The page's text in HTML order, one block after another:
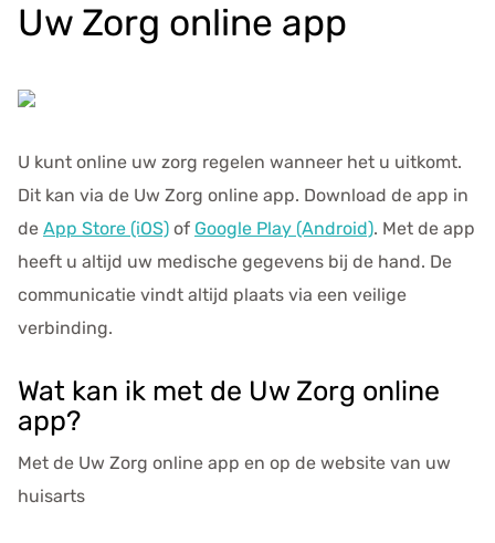
g
e
e
n
s
Uw Zorg online app
U kunt online uw zorg regelen wanneer het u uitkomt.
Dit kan via de Uw Zorg online app. Download de app in
de App Store (iOS) of Google Play (Android). Met de app
heeft u altijd uw medische gegevens bij de hand. De
communicatie vindt altijd plaats via een veilige
verbinding.
Wat kan ik met de Uw Zorg online
app?
Met de Uw Zorg online app en op de website van uw
huisarts